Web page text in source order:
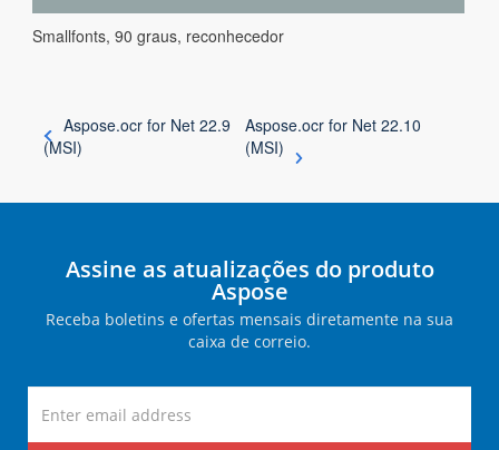
Smallfonts, 90 graus, reconhecedor
Aspose.ocr for Net 22.9
(MSI)
Aspose.ocr for Net 22.10
(MSI)
Assine as atualizações do produto
Aspose
Receba boletins e ofertas mensais diretamente na sua
caixa de correio.